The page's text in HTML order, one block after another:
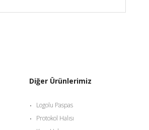
Diğer Ürünlerimiz
Logolu Paspas
Protokol Halısı